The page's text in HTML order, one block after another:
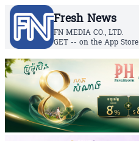
Fresh News
FN MEDIA CO., LTD.
GET -- on the App Store